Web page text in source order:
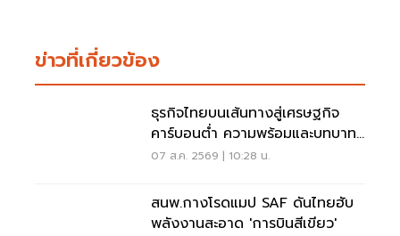
ข่าวที่เกี่ยวข้อง
ธุรกิจไทยบนเส้นทางสู่เศรษฐกิจ
คาร์บอนตํ่า ความพร้อมและบทบาท
ของ Transition Finance
07 ส.ค. 2569 | 10:28 น.
สนพ.กางโรดแมป SAF ดันไทยฮับ
พลังงานสะอาด 'การบินสีเขียว'